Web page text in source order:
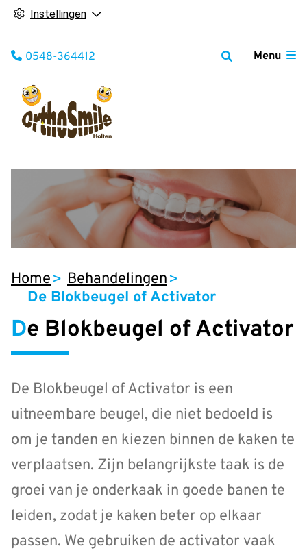
Instellingen
Menu
Tel:
0548-364412
Home
Behandelingen
De Blokbeugel of Activator
De Blokbeugel of Activator
De Blokbeugel of Activator is een
uitneembare beugel, die niet bedoeld is
om je tanden en kiezen binnen de kaken te
verplaatsen. Zijn belangrijkste taak is de
groei van je onderkaak in goede banen te
leiden, zodat je kaken beter op elkaar
passen. We gebruiken de activator vaak